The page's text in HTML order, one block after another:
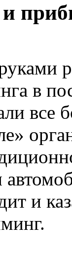
и
в
все
и